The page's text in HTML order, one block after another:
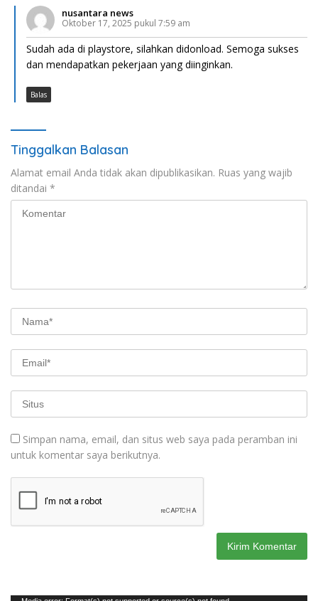
nusantara news
Oktober 17, 2025 pukul 7:59 am
Sudah ada di playstore, silahkan didonload. Semoga sukses
dan mendapatkan pekerjaan yang diinginkan.
Balas
Tinggalkan Balasan
Alamat email Anda tidak akan dipublikasikan. Ruas yang wajib
ditandai *
Simpan nama, email, dan situs web saya pada peramban ini
untuk komentar saya berikutnya.